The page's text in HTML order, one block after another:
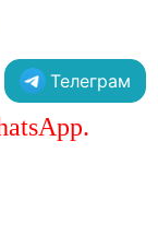
Телеграм